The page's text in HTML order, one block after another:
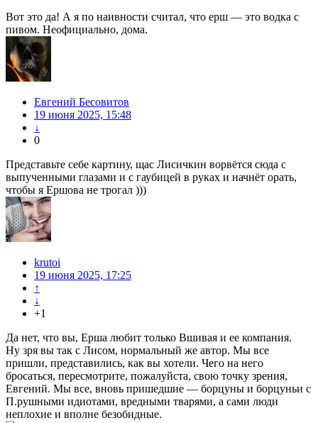
Вот это да! А я по наивности считал, что ерш — это водка с
пивом. Неофициально, дома.
Евгений Бесовитов
19 июня 2025, 15:48
↓
0
Представьте себе картину, щас Лисичкин ворвётся сюда с
выпученными глазами и с гаубицей в руках и начнёт орать,
чтобы я Ершова не трогал )))
krutoi
19 июня 2025, 17:25
↑
↓
+1
Да нет, что вы, Ерша любит только Вшивая и ее компания.
Ну зря вы так с Лисом, нормальный же автор. Мы все
пришли, представились, как вы хотели. Чего на него
бросаться, пересмотрите, пожалуйста, свою точку зрения,
Евгений. Мы все, вновь пришедшие — борцуны и борцуньи с
П.рушными идиотами, вредными тварями, а сами люди
неплохие и вполне безобидные.